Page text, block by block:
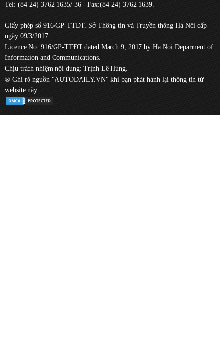
Tel: (84-24) 3762 1635/ 36 - Fax:(84-24) 3762 1639.
Giấy phép số 916/GP-TTĐT, Sở Thông tin và Truyền thông Hà Nội cấp
ngày 09/3/2017.
Licence No. 916/GP-TTĐT dated March 9, 2017 by Ha Noi Deparment of
Information and Communications.
Chịu trách nhiệm nội dung: Trịnh Lê Hùng.
® Ghi rõ nguồn "AUTODAILY.VN" khi bạn phát hành lại thông tin từ
website này.